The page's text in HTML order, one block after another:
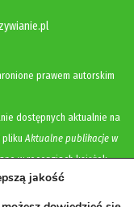
prawem autorskim
dostępnych aktualnie na
pliku Aktualne publikacje w
w recenzjach książek,
materiałach promujących
ww. strony internetowej,
jakość